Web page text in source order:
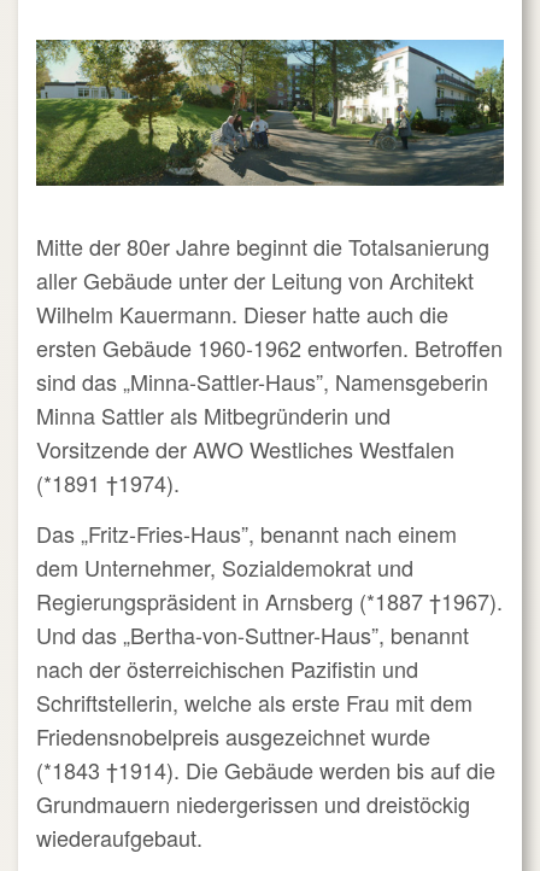
Mitte der 80er Jahre beginnt die Totalsanierung
aller Gebäude unter der Leitung von Architekt
Wilhelm Kauermann. Dieser hatte auch die
ersten Gebäude 1960-1962 entworfen. Betroffen
sind das „Minna-Sattler-Haus”, Namensgeberin
Minna Sattler als Mitbegründerin und
Vorsitzende der AWO Westliches Westfalen
(*1891 †1974).
Das „Fritz-Fries-Haus”, benannt nach einem
dem Unternehmer, Sozialdemokrat und
Regierungspräsident in Arnsberg (*1887†1967).
Und das „Bertha-von-Suttner-Haus”, benannt
nach der österreichischen Pazifistin und
Schriftstellerin, welche als erste Frau mit dem
Friedensnobelpreis ausgezeichnet wurde
(*1843 †1914). Die Gebäude werden bis auf die
Grundmauern niedergerissen und dreistöckig
wiederaufgebaut.